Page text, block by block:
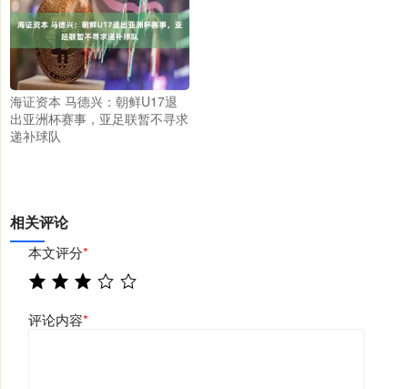
海证资本 马德兴：朝鲜U17退
出亚洲杯赛事，亚足联暂不寻求
递补球队
相关评论
本文评分*
评论内容*